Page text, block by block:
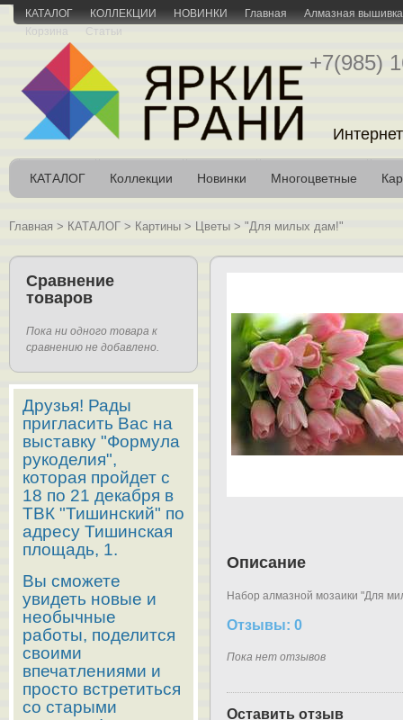
КАТАЛОГ КОЛЛЕКЦИИ НОВИНКИ Главная
Алмазная вышивка
Корзина
Статьи
+7(985)
КАТАЛОГ Коллекции Новинки Многоцветные
Главная > КАТАЛОГ > Картины > Цветы > "Для милых дам!"
Описание
Набор алмазной мозаики "Для
Отзывы: 0
Пока нет отзывов
Оставить отзыв
Сравнение
товаров
Пока ни одного товара к
сравнению не добавлено.
Друзья! Рады
пригласить Вас на
выставку "Формула
рукоделия",
которая пройдет с
18 по 21 декабря в
ТВК "Тишинский" по
адресу Тишинская
площадь, 1.
Вы сможете
увидеть новые и
необычные
работы, поделится
своими
впечатлениями и
просто встретиться
со старыми